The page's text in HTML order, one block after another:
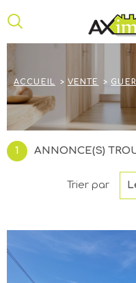
au
au
ACCUEIL VENTE
1 ANNONCE(S)
Trier par